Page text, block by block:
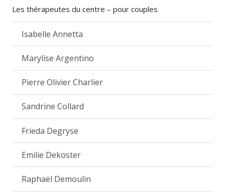
Les thérapeutes du centre – pour couples
Isabelle Annetta
Marylise Argentino
Pierre Olivier Charlier
Sandrine Collard
Frieda Degryse
Emilie Dekoster
Raphaël Demoulin